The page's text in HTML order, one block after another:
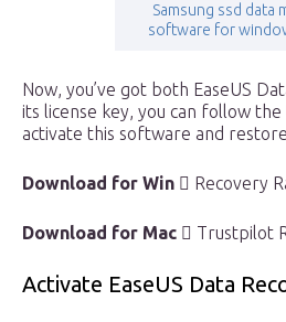
Samsung ssd data
software for
Now, you’ve got both EaseUS
its license key, you can follow
activate this software and
Download for Win  Recovery
Download for Mac  Trustpilot
Activate EaseUS Data